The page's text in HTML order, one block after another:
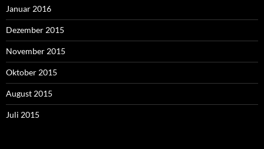
Januar 2016
Dezember 2015
November 2015
Oktober 2015
August 2015
Juli 2015